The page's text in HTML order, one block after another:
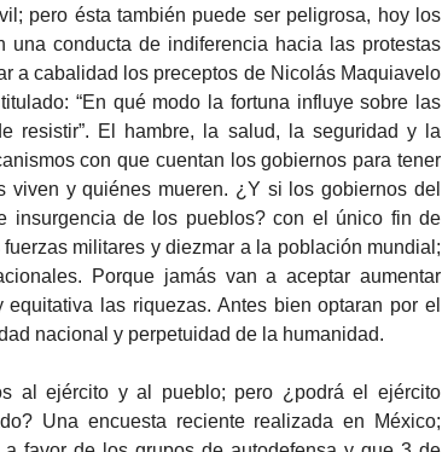
pero ésta también puede ser peligrosa, hoy los
una conducta de indiferencia hacia las protestas
a cabalidad los preceptos de Nicolás Maquiavelo
“En qué modo la fortuna influye sobre las
resistir”. El hambre, la salud, la seguridad y la
con que cuentan los gobiernos para tener
viven y quiénes mueren. ¿Y si los gobiernos del
insurgencia de los pueblos? con el único fin de
militares y diezmar a la población mundial;
Porque jamás van a aceptar aumentar
las riquezas. Antes bien optaran por el
nacional y perpetuidad de la humanidad.
al ejército y al pueblo; pero ¿podrá el ejército
Una encuesta reciente realizada en México;